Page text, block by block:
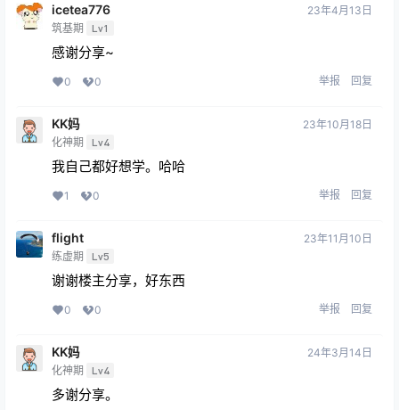
icetea776
筑基期 Lv1
23年4月13日
感谢分享~
0 0 举报 回复
KK妈
化神期 Lv4
23年10月18日
我自己都好想学。哈哈
1 0 举报 回复
flight
练虚期 Lv5
23年11月10日
谢谢楼主分享，好东西
0 0 举报 回复
KK妈
化神期 Lv4
24年3月14日
多谢分享。